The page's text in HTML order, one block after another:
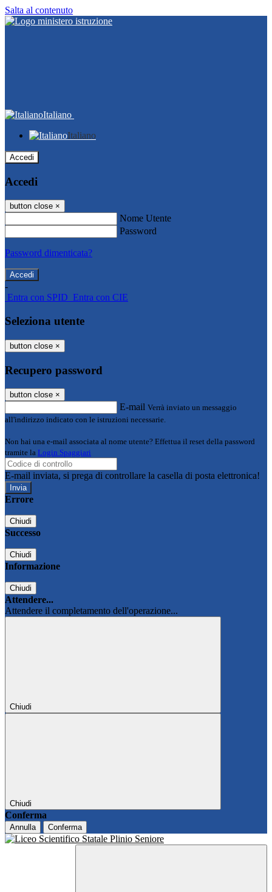
Salta al contenuto
Italiano
Italiano
Accedi
Accedi
button close ×
Nome Utente
Password
Password dimenticata?
-
Entra con SPID Entra con CIE
Seleziona utente
button close ×
Recupero password
button close ×
E-mail Verrà inviato un messaggio
all'indirizzo indicato con le istruzioni necessarie.
Non hai una e-mail associata al nome utente? Effettua il reset della password
tramite la Login Spaggiari
E-mail inviata, si prega di controllare la casella di posta elettronica!
Errore
Chiudi
Successo
Chiudi
Informazione
Chiudi
Attendere...
Attendere il completamento dell'operazione...
Chiudi
Chiudi
Conferma
Annulla Conferma